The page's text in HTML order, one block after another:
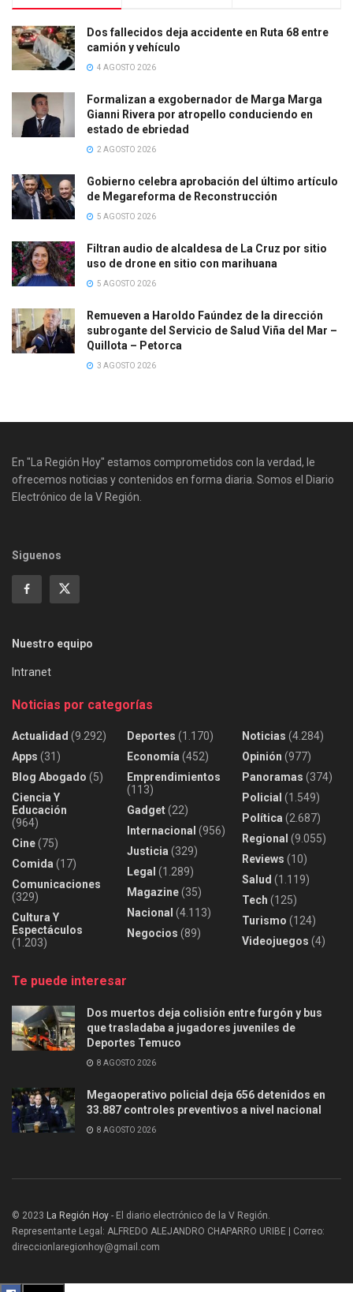
Dos fallecidos deja accidente en Ruta 68 entre
camión y vehículo
4 AGOSTO 2026
Formalizan a exgobernador de Marga Marga
Gianni Rivera por atropello conduciendo en
estado de ebriedad
2 AGOSTO 2026
Gobierno celebra aprobación del último artículo
de Megareforma de Reconstrucción
5 AGOSTO 2026
Filtran audio de alcaldesa de La Cruz por sitio
uso de drone en sitio con marihuana
5 AGOSTO 2026
Remueven a Haroldo Faúndez de la dirección
subrogante del Servicio de Salud Viña del Mar –
Quillota – Petorca
3 AGOSTO 2026
En "La Región Hoy" estamos comprometidos con la verdad, le
ofrecemos noticias y contenidos en forma diaria. Somos el Diario
Electrónico de la V Región.
Siguenos
Nuestro equipo
Intranet
Noticias por categorías
Actualidad (9.292)
Apps (31)
Blog Abogado (5)
Ciencia Y
Educación
(964)
Cine(75)
Comida (17)
Comunicaciones
(329)
Cultura Y
Espectáculos
(1.203)
Deportes (1.170)
Economía (452)
Emprendimientos
(113)
Gadget(22)
Internacional (956)
Justicia (329)
Legal (1.289)
Magazine(35)
Nacional (4.113)
Negocios (89)
Noticias (4.284)
Opinión (977)
Panoramas (374)
Policial (1.549)
Política (2.687)
Regional (9.055)
Reviews (10)
Salud (1.119)
Tech (125)
Turismo (124)
Videojuegos (4)
Te puede interesar
Dos muertos deja colisión entre furgón y bus
que trasladaba a jugadores juveniles de
Deportes Temuco
8 AGOSTO 2026
Megaoperativo policial deja 656 detenidos en
33.887 controles preventivos a nivel nacional
8 AGOSTO 2026
© 2023 La Región Hoy - El diario electrónico de la V Región.
Representante Legal: ALFREDO ALEJANDRO CHAPARRO URIBE | Correo:
direccionlaregionhoy@gmail.com